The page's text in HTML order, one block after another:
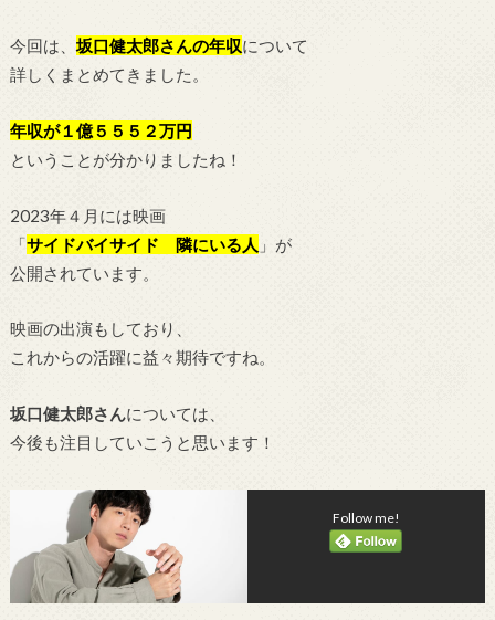
今回は、坂口健太郎さんの年収について
詳しくまとめてきました。
年収が１億５５５２万円
ということが分かりましたね！
2023年４月には映画
「サイドバイサイド 隣にいる人 」が
公開されています。
映画の出演もしており、
これからの活躍に益々期待ですね。
坂口健太郎さんについては、
今後も注目していこうと思います！
Follow me!